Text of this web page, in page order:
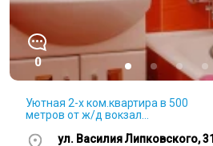
0
Уютная 2-х ком.квартира в 500
метров от ж/д вокзал...
ул. Василия Липковского, 31